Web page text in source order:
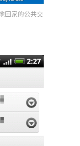
回家的公共交